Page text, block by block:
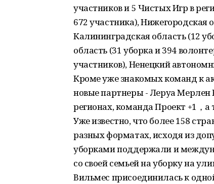
участников и 5 Чистых Игр в
672 участника), Нижегородская
Калининградская область (12
область (31 уборка и 394
участников), Ненецкий
Кроме уже знакомых команд к
новые партнеры - Леруа Мерлен
регионах, команда Проект +1，а
Уже известно, что более 158
разных форматах, исходя из
уборками поддержали и
со своей семьей на уборку на
Вильмес присоединилась к